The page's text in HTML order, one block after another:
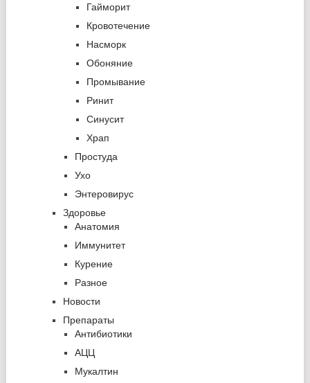
Гайморит
Кровотечение
Насморк
Обоняние
Промывание
Ринит
Синусит
Храп
Простуда
Ухо
Энтеровирус
Здоровье
Анатомия
Иммунитет
Курение
Разное
Новости
Препараты
Антибиотики
АЦЦ
Мукалтин